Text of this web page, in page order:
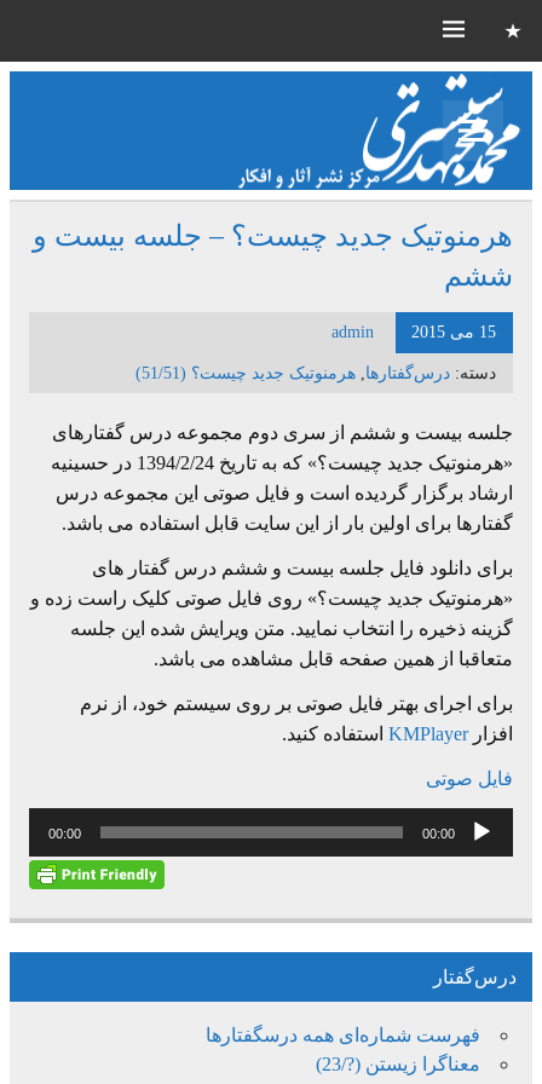
هرمنوتیک جدید چیست؟ – جلسه بیست و
ششم
15 می 2015 admin
دسته: درس‌گفتارها هرمنوتیک جدید چیست؟ (51/51)
جلسه بیست و ششم از سری دوم مجموعه درس گفتارهای
«هرمنوتیک جدید چیست؟» که به تاریخ 1394/2/24 در حسینیه
ارشاد برگزار گردیده است و فایل صوتی این مجموعه درس
گفتارها برای اولین بار از این سایت قابل استفاده می باشد.
برای دانلود فایل جلسه بیست و ششم درس گفتار های
«هرمنوتیک جدید چیست؟» روی فایل صوتی کلیک راست زده و
گزینه ذخیره را انتخاب نمایید. متن ویرایش شده این جلسه
متعاقبا از همین صفحه قابل مشاهده می باشد.
برای اجرای بهتر فایل صوتی بر روی سیستم خود، از نرم
افزارKMPlayer استفاده کنید.
فایل صوتی
پخش‌کننده
صوت
00:00
00:00
درس‌گفتار
فهرست شماره‌ای همه درسگفتارها
معناگرا زیستن (?/23)